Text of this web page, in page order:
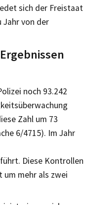
sich der Freistaat
Jahr von der
noch 93.242
Zahl um 73
6/4715). Im Jahr
Diese Kontrollen
um mehr als zwei